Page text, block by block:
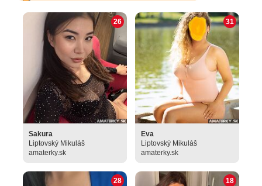
Sakura
26
Liptovský Mikuláš
amaterky.sk
Eva
31
Liptovský Mikuláš
amaterky.sk
28 18